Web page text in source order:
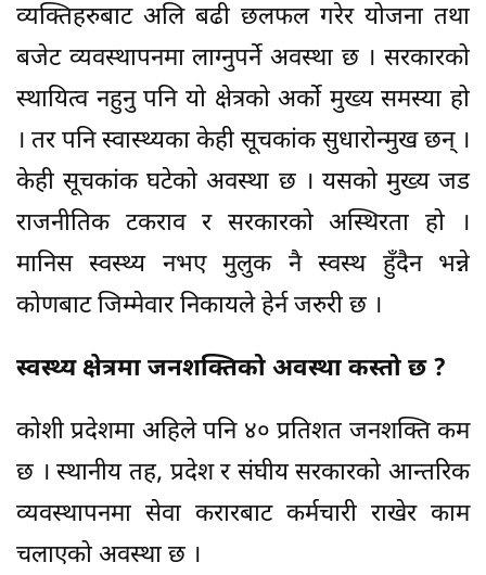
व्यक्तिहरुबाट अलि बढी छलफल गरेर योजना तथा
बजेट व्यवस्थापनमा लाग्नुपर्ने अवस्था छ । सरकारको
स्थायित्व नहुनु पनि यो क्षेत्रको अर्को मुख्य समस्या हो
। तर पनि स्वास्थ्यका केही सूचकांक सुधारोन्मुख छन् ।
केही सूचकांक घटेको अवस्था छ । यसको मुख्य जड
राजनीतिक टकराव र सरकारको अस्थिरता हो ।
मानिस स्वस्थ्य नभए मुलुक नै स्वस्थ हुँदैन भन्ने
कोणबाट जिम्मेवार निकायले हेर्न जरुरी छ ।
स्वस्थ्य क्षेत्रमा जनशक्तिको अवस्था कस्तो छ ?
कोशी प्रदेशमा अहिले पनि ४० प्रतिशत जनशक्ति कम
छ । स्थानीय तह, प्रदेश र संघीय सरकारको आन्तरिक
व्यवस्थापनमा सेवा करारबाट कर्मचारी राखेर काम
चलाएको अवस्था छ ।